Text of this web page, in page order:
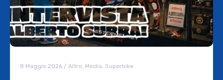
8 Maggio 2026 / Altro, Media, Superbike